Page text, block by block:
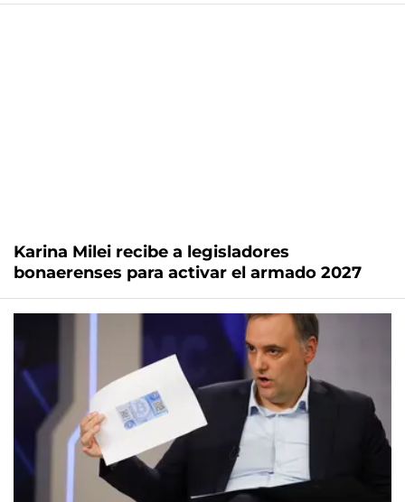
Karina Milei recibe a legisladores
bonaerenses para activar el armado 2027